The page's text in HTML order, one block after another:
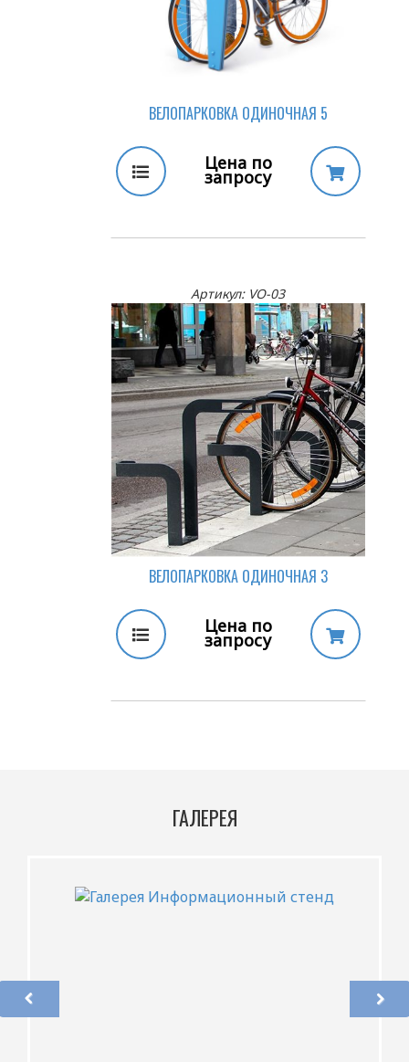
ВЕЛОПАРКОВКА ОДИНОЧНАЯ 5
Цена по
запросу
Артикул: VO-03
ВЕЛОПАРКОВКА ОДИНОЧНАЯ 3
Цена по
запросу
ГАЛЕРЕЯ